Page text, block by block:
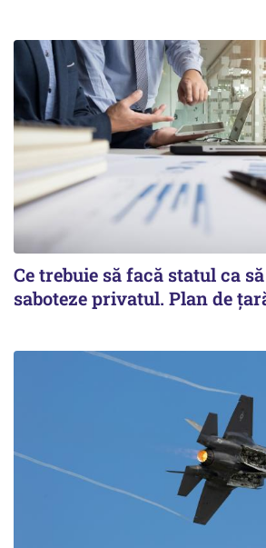
Ce trebuie să facă statul ca
saboteze privatul. Plan de